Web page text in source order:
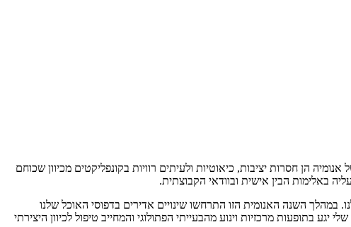
הן חסרות יציבות, כיאוטיות ולעיתים רוויות בקונפליקטים מכיוון שכוחם
באלימות הבין אישית ובוודאי הקבוצתית.
הקולינריה שלנו. במהלך השנה האנומית הזו התרחשו שינויים אדירים בדפוסי האוכל שלנו
בתופעות מרכזיות וינוע מהבעייתי הפתולוגי והמחייב טיפול לכיוון היצירתי